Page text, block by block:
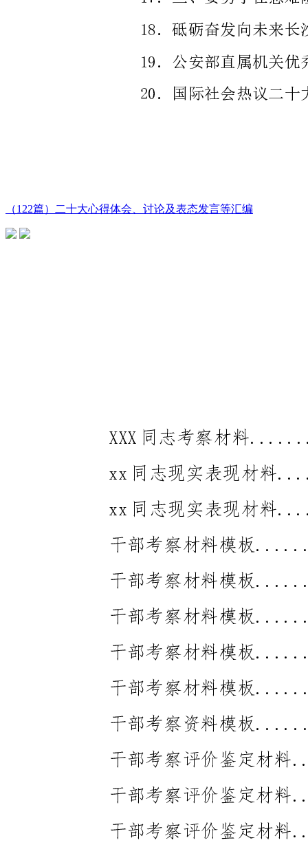
（122篇）二十大心得体会、讨论及表态发言等汇编